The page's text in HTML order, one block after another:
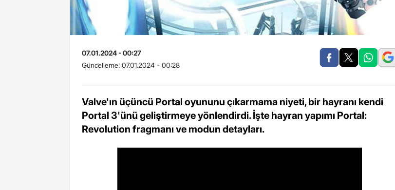
07.01.2024 - 00:27
Güncelleme: 07.01.2024 - 00:28
Valve'ın üçüncü Portal oyununu çıkarmama niyeti, bir hayranı kendi
Portal 3'ünü geliştirmeye yönlendirdi. İşte hayran yapımı Portal:
Revolution fragmanı ve modun detayları.